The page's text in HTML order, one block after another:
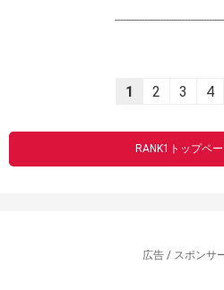
1 2 3 4
RANK1トップペ
広告 / スポンサ